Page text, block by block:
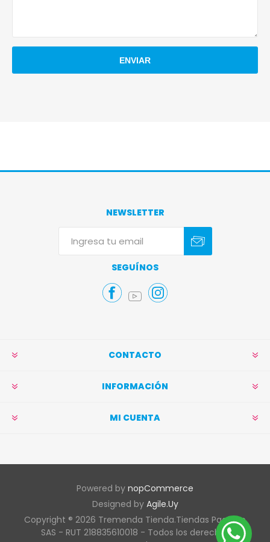
NEWSLETTER
SEGUÍNOS
CONTACTO
INFORMACIÓN
MI CUENTA
Powered by nopCommerce
Designed by Agile.Uy
Copyright ® 2026 Tremenda Tienda.Tiendas Pacífico
SAS - RUT 218835610018 - Todos los derechos